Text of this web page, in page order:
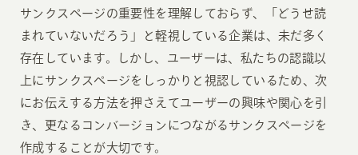
サンクスページの重要性を理解しておらず、「どうせ読
まれていないだろう」と軽視している企業は、未だ多く
存在しています。しかし、ユーザーは、私たちの認識以
上にサンクスページをしっかりと視認しているため、次
にお伝えする方法を押さえてユーザーの興味や関心を引
き、更なるコンバージョンにつながるサンクスページを
作成することが大切です。